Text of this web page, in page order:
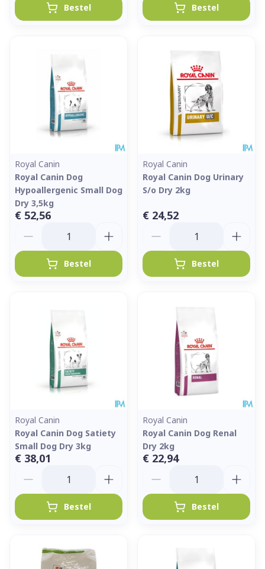
Bestel Bestel
Royal Canin
Royal Canin Dog
Hypoallergenic Small Dog
Dry 3,5kg
€ 52,56
Bestel
Royal Canin
Royal Canin Dog Urinary
S/o Dry 2kg
€ 24,52
Bestel
Royal Canin
Royal Canin Dog Satiety
Small Dog Dry 3kg
€ 38,01
Bestel
Royal Canin
Royal Canin Dog Renal
Dry 2kg
€ 22,94
Bestel